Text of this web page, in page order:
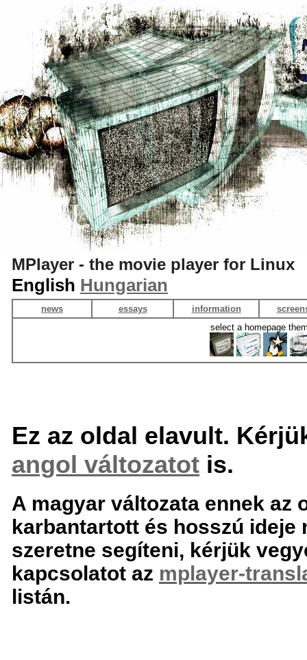
MPlayer - the movie player for Linux
English Hungarian
news essays information
select a homepage
Ez az oldal elavult.
angol változatot is.
A magyar változata ennek az
karbantartott és hosszú ideje
szeretne segíteni, kérjük
kapcsolatot az mplayer-
listán.